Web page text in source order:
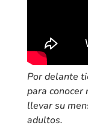
Por delante
para conocer
llevar su
adultos.